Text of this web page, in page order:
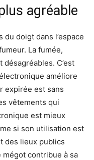
agréable
doigt dans l’espace
La fumée,
désagréables. C’est
améliore
expirée est sans
vêtements qui
est mieux
si son utilisation est
des lieux publics
mégot contribue à sa